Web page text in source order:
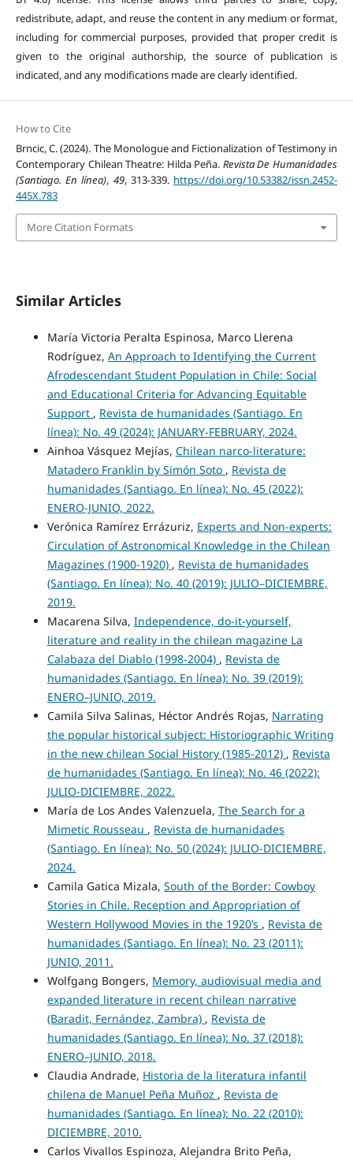
redistribute, adapt, and reuse the content in any medium or format,
including for commercial purposes, provided that proper credit is
given to the original authorship, the source of publication is
indicated, and any modifications made are clearly identified.
How to Cite
Brncic, C. (2024). The Monologue and Fictionalization of Testimony in
Contemporary Chilean Theatre: Hilda Peña. Revista De Humanidades
(Santiago. En línea), 49, 313-339. https://doi.org/10.53382/issn.2452-
445X.783
More Citation Formats
Similar Articles
María Victoria Peralta Espinosa, Marco Llerena
Rodríguez, An Approach to Identifying the Current
Afrodescendant Student Population in Chile: Social
and Educational Criteria for Advancing Equitable
Support , Revista de humanidades (Santiago. En
línea): No. 49 (2024): JANUARY-FEBRUARY, 2024.
Ainhoa Vásquez Mejías, Chilean narco-literature:
Matadero Franklin by Simón Soto , Revista de
humanidades (Santiago. En línea): No. 45 (2022):
ENERO-JUNIO, 2022.
Verónica Ramírez Errázuriz, Experts and Non-experts:
Circulation of Astronomical Knowledge in the Chilean
Magazines (1900-1920) , Revista de humanidades
(Santiago. En línea): No. 40 (2019): JULIO–DICIEMBRE,
2019.
Macarena Silva, Independence, do-it-yourself,
literature and reality in the chilean magazine La
Calabaza del Diablo (1998-2004) , Revista de
humanidades (Santiago. En línea): No. 39 (2019):
ENERO–JUNIO, 2019.
Camila Silva Salinas, Héctor Andrés Rojas, Narrating
the popular historical subject: Historiographic Writing
in the new chilean Social History (1985-2012) , Revista
de humanidades (Santiago. En línea): No. 46 (2022):
JULIO-DICIEMBRE, 2022.
María de Los Andes Valenzuela, The Search for a
Mimetic Rousseau , Revista de humanidades
(Santiago. En línea): No. 50 (2024): JULIO-DICIEMBRE,
2024.
Camila Gatica Mizala, South of the Border: Cowboy
Stories in Chile. Reception and Appropriation of
Western Hollywood Movies in the 1920’s , Revista de
humanidades (Santiago. En línea): No. 23 (2011):
JUNIO, 2011.
Wolfgang Bongers, Memory, audiovisual media and
expanded literature in recent chilean narrative
(Baradit, Fernández, Zambra) , Revista de
humanidades (Santiago. En línea): No. 37 (2018):
ENERO–JUNIO, 2018.
Claudia Andrade, Historia de la literatura infantil
chilena de Manuel Peña Muñoz , Revista de
humanidades (Santiago. En línea): No. 22 (2010):
DICIEMBRE, 2010.
Carlos Vivallos Espinoza, Alejandra Brito Peña,